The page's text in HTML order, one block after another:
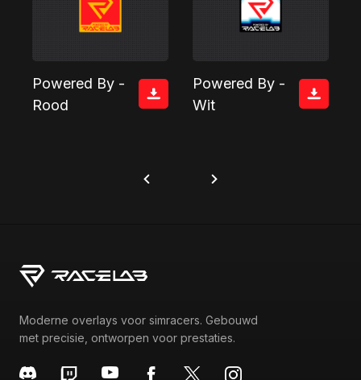
Powered By -
Rood
Powered By -
Wit
Moderne overlays voor simracers. Gebouwd
met precisie, ontworpen voor prestaties.